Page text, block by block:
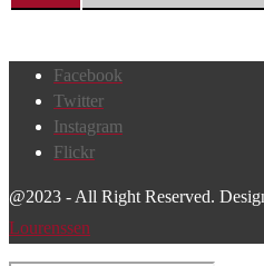
Facebook
Twitter
Instagram
Flickr
@2023 - All Right Reserved.
Lourenssen